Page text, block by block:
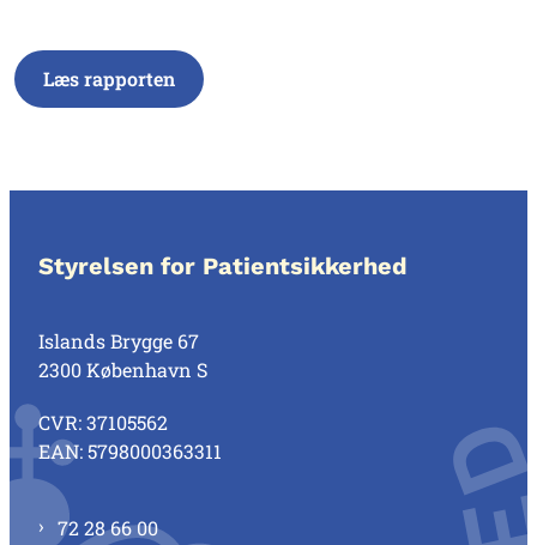
Læs rapporten
Styrelsen for Patientsikkerhed
Islands Brygge 67
2300 København S
CVR: 37105562
EAN: 5798000363311
72 28 66 00